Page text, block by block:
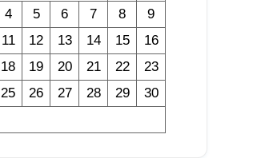
4 5 6 7 8
9
11 12 13 14 15
16
18 19 20 21 22
23
25 26 27 28 29
30